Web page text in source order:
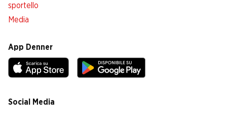
sportello
Media
App Denner
Social Media